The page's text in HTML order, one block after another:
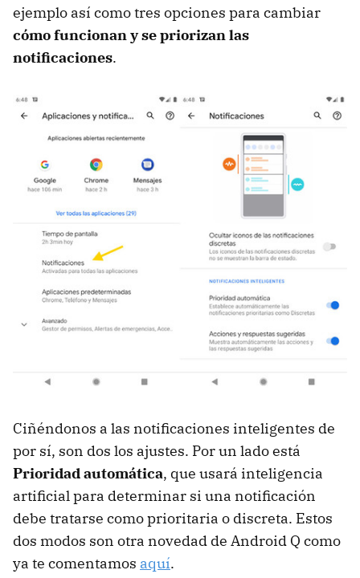
ejemplo así como tres opciones para cambiar
cómo funcionan y se priorizan las
notificaciones.
Ciñéndonos a las notificaciones inteligentes de
por sí, son dos los ajustes. Por un lado está
Prioridad automática, que usará inteligencia
artificial para determinar si una notificación
debe tratarse como prioritaria o discreta. Estos
dos modos son otra novedad de Android Q como
ya te comentamos aquí.